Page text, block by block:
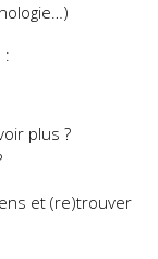
:
plus ?
et (re)trouver